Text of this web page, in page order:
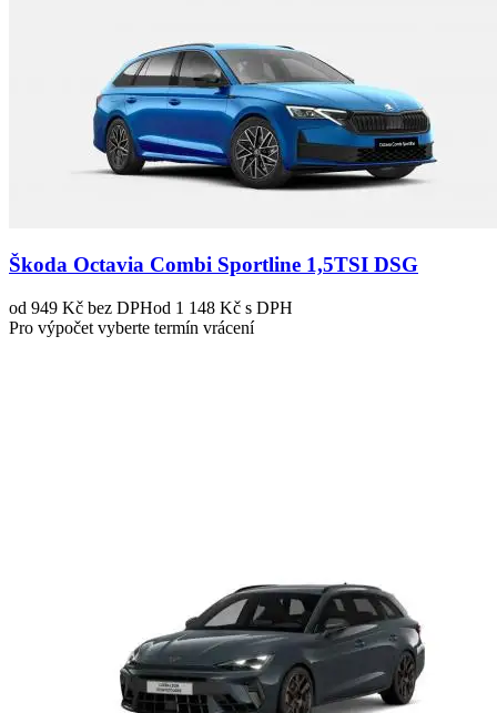
Škoda Octavia Combi Sportline 1,5TSI DSG
od 949 Kč bez DPHod 1 148 Kč s DPH
Pro výpočet vyberte termín vrácení